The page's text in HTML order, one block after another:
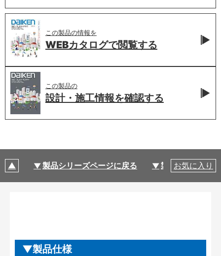
この製品の情報を
WEBカタログで閲覧する
この製品の
設計・施工情報を確認する
製品シリーズページに戻る 製品仕様
お気に入り
製品仕様